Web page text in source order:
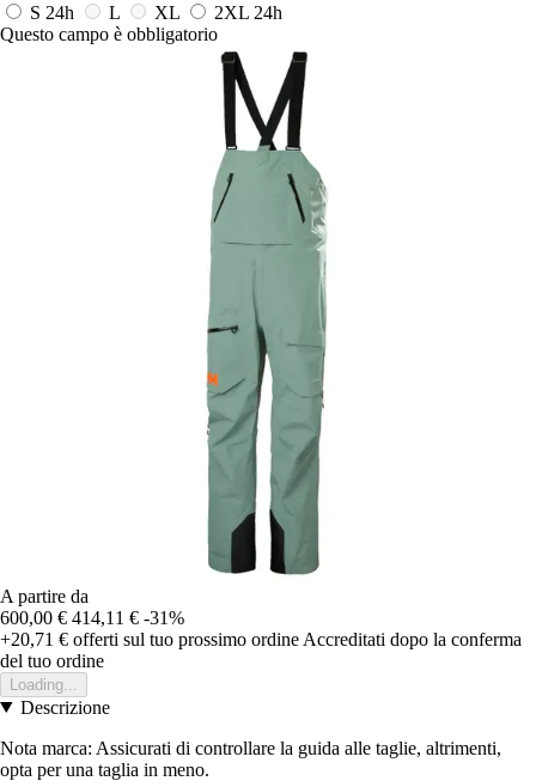
S 24h L XL 2XL 24h
Questo campo è obbligatorio
A partire da
600,00 € 414,11 € -31%
+20,71 € offerti sul tuo prossimo ordine Accreditati dopo la conferma
del tuo ordine
Loading...
Descrizione
Nota marca: Assicurati di controllare la guida alle taglie, altrimenti,
opta per una taglia in meno.